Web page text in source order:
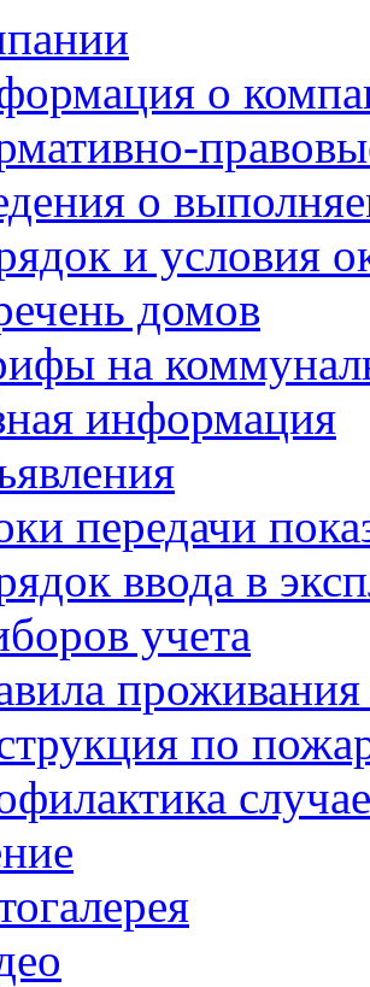
о
о
и условия
домов
на
информация
передачи
ввода в
учета
по